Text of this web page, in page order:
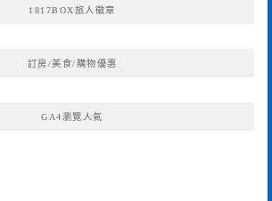
1817BOX旅人徽章
訂房/美食/購物優惠
GA4瀏覽人氣